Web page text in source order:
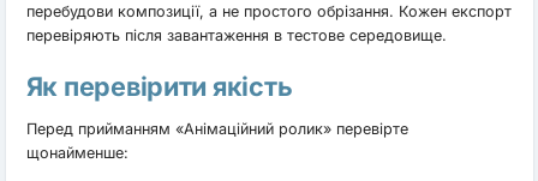
перебудови композиції, а не простого обрізання. Кожен експорт
перевіряють після завантаження в тестове середовище.
Як перевірити якість
Перед прийманням «Анімаційний ролик» перевірте
щонайменше: